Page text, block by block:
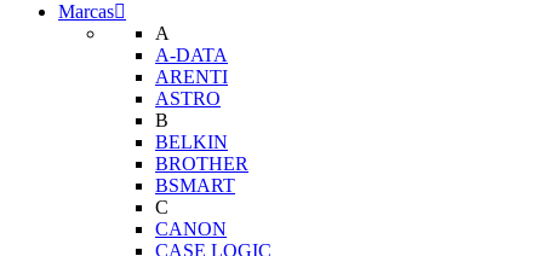
Marcas
A
A-DATA
ARENTI
ASTRO
B
BELKIN
BROTHER
BSMART
C
CANON
CASE LOGIC